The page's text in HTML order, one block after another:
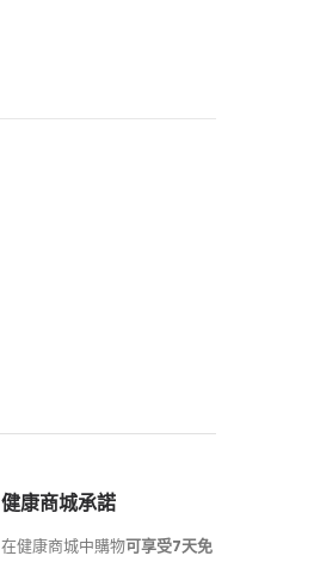
健康商城承諾
在健康商城中購物可享受7天免